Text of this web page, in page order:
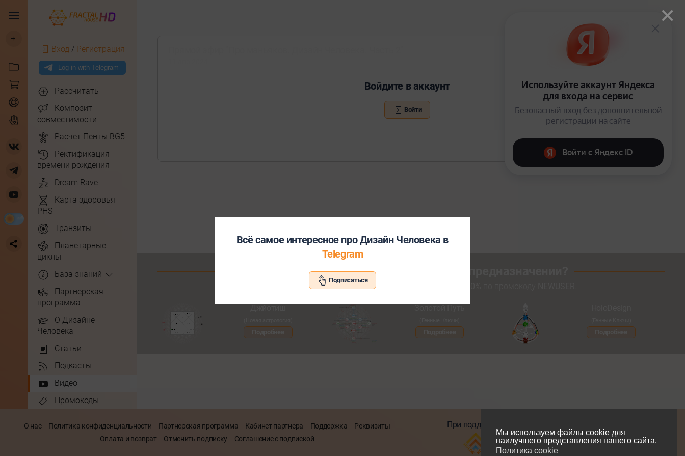
Мы используем файлы cookie для
наилучшего представления нашего сайта.
Политика cookie
Вход / Регистрация
Рассчитать
Композит
совместимости
Расчет Пенты BG5
Ректификация
времени рождения
Dream Rave
Карта здоровья
PHS
Транзиты
Планетарные
циклы
База знаний
Партнерская
программа
О Дизайне
Человека
Статьи
Подкасты
Видео
Промокоды
Войдите в аккаунт
Войти
Хотите узнать больше о себе и своем предназначении?
Познакомьтесь с другими нашими сервисами со скидкой
О нас Политика конфиденциальности Партнерская программа Кабинет партнера Поддержка
Реквизиты
Оплата и возврат
Отменить подписку Соглашение с подпиской
При поддержке
×
Всё самое интересное про Дизайн Человека в
Telegram
Подписаться